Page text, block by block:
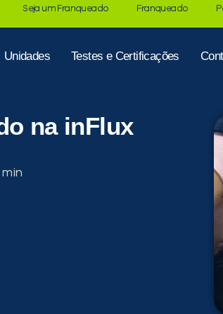
Seja um Franqueado Franqueado
Unidades Testes e Certificações
na inFlux